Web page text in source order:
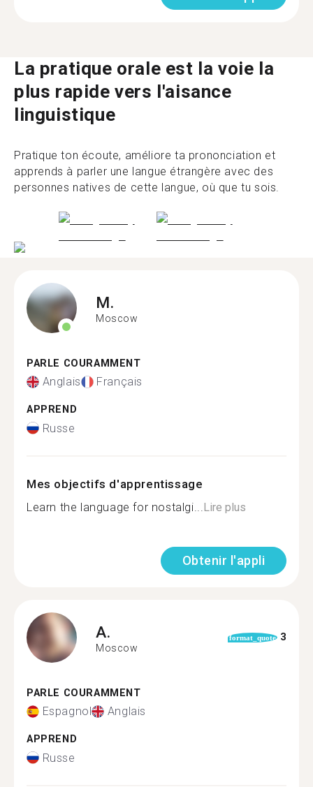
La pratique orale est la voie la
plus rapide vers l'aisance
linguistique
Pratique ton écoute, améliore ta prononciation et
apprends à parler une langue étrangère avec des
personnes natives de cette langue, où que tu sois.
M.
Moscow
PARLE COURAMMENT
Anglais Français
APPREND
Russe
Mes objectifs d'apprentissage
Learn the language for nostalgi... Lire plus
Obtenir l'appli
A.
Moscow
format_quote 3
PARLE COURAMMENT
Espagnol Anglais
APPREND
Russe